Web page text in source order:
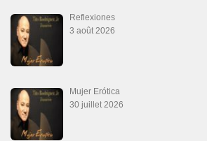
Reflexiones
3 août 2026
Mujer Erótica
30 juillet 2026